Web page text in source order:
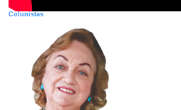
Colunistas